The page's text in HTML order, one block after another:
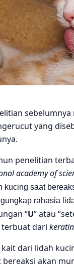
yang
penelitian
academy of
kucing saat
rahasia
“U” atau
dari keratin
kait dari lidah
bereaksi akan